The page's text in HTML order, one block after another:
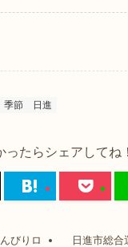
季節 日進
ったらシェアしてね！
びりロ
日進市総